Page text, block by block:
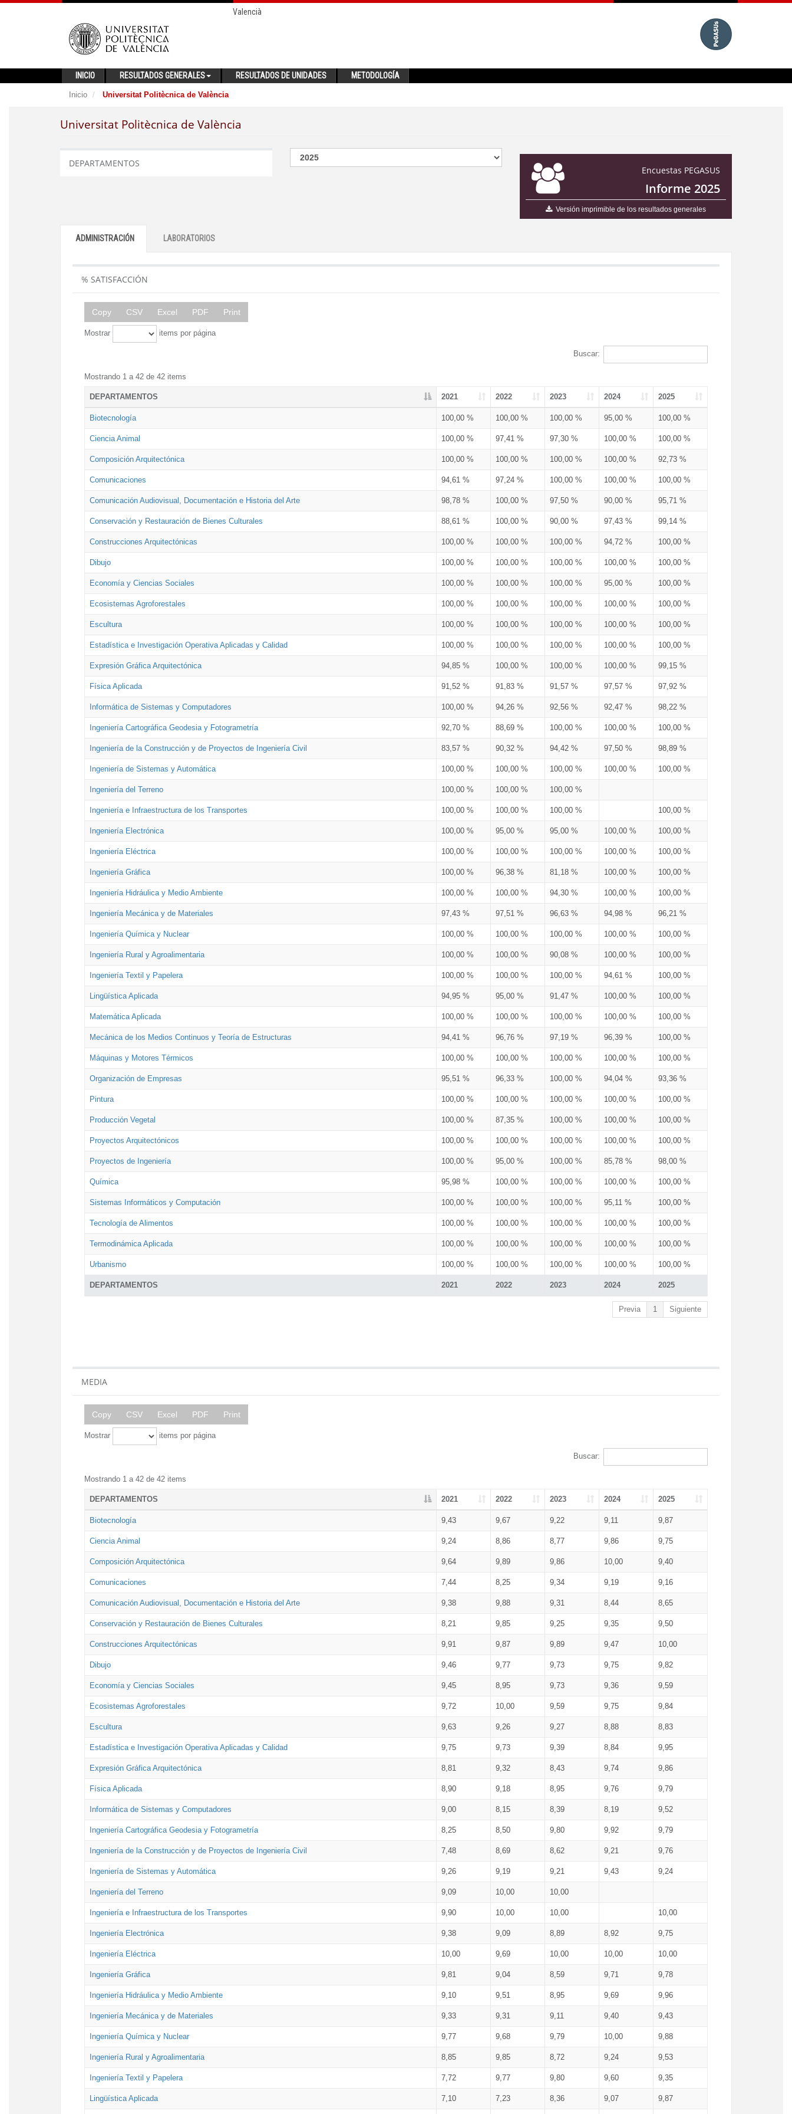
Valencià
INICIO RESULTADOS GENERALES RESULTADOS DE UNIDADES METODOLOGÍA
Inicio Universitat Politècnica de València
Universitat Politècnica de València
Encuestas PEGASUS
Informe 2025
Versión imprimible de los resultados generales
DEPARTAMENTOS
ADMINISTRACIÓN LABORATORIOS
% SATISFACCIÓN
Copy CSV Excel PDF Print
Mostrar items por página
Buscar:
Mostrando 1 a 42 de 42 items
DEPARTAMENTOS 2021 2022 2023 2024 2025
DEPARTAMENTOS 2021 2022 2023 2024 2025
Biotecnología 100,00 % 100,00 % 100,00 % 95,00 % 100,00 %
Ciencia Animal 100,00 % 97,41 % 97,30 % 100,00 % 100,00 %
Composición Arquitectónica 100,00 % 100,00 % 100,00 % 100,00 % 92,73 %
Comunicaciones 94,61 % 97,24 % 100,00 % 100,00 % 100,00 %
Comunicación Audiovisual, Documentación e Historia del Arte 98,78 % 100,00 % 97,50 % 90,00 % 95,71 %
Conservación y Restauración de Bienes Culturales 88,61 % 100,00 % 90,00 % 97,43 % 99,14 %
Construcciones Arquitectónicas 100,00 % 100,00 % 100,00 % 94,72 % 100,00 %
Dibujo 100,00 % 100,00 % 100,00 % 100,00 % 100,00 %
Economía y Ciencias Sociales 100,00 % 100,00 % 100,00 % 95,00 % 100,00 %
Ecosistemas Agroforestales 100,00 % 100,00 % 100,00 % 100,00 % 100,00 %
Escultura 100,00 % 100,00 % 100,00 % 100,00 % 100,00 %
Estadística e Investigación Operativa Aplicadas y Calidad 100,00 % 100,00 % 100,00 % 100,00 % 100,00 %
Expresión Gráfica Arquitectónica 94,85 % 100,00 % 100,00 % 100,00 % 99,15 %
Física Aplicada 91,52 % 91,83 % 91,57 % 97,57 % 97,92 %
Informática de Sistemas y Computadores 100,00 % 94,26 % 92,56 % 92,47 % 98,22 %
Ingeniería Cartográfica Geodesia y Fotogrametría 92,70 % 88,69 % 100,00 % 100,00 % 100,00 %
Ingeniería de la Construcción y de Proyectos de Ingeniería Civil 83,57 % 90,32 % 94,42 % 97,50 % 98,89 %
Ingeniería de Sistemas y Automática 100,00 % 100,00 % 100,00 % 100,00 % 100,00 %
Ingeniería del Terreno 100,00 % 100,00 % 100,00 %
Ingeniería e Infraestructura de los Transportes 100,00 % 100,00 % 100,00 % 100,00 %
Ingeniería Electrónica 100,00 % 95,00 % 95,00 % 100,00 % 100,00 %
Ingeniería Eléctrica 100,00 % 100,00 % 100,00 % 100,00 % 100,00 %
Ingeniería Gráfica 100,00 % 96,38 % 81,18 % 100,00 % 100,00 %
Ingeniería Hidráulica y Medio Ambiente 100,00 % 100,00 % 94,30 % 100,00 % 100,00 %
Ingeniería Mecánica y de Materiales 97,43 % 97,51 % 96,63 % 94,98 % 96,21 %
Ingeniería Química y Nuclear 100,00 % 100,00 % 100,00 % 100,00 % 100,00 %
Ingeniería Rural y Agroalimentaria 100,00 % 100,00 % 90,08 % 100,00 % 100,00 %
Ingeniería Textil y Papelera 100,00 % 100,00 % 100,00 % 94,61 % 100,00 %
Lingüística Aplicada 94,95 % 95,00 % 91,47 % 100,00 % 100,00 %
Matemática Aplicada 100,00 % 100,00 % 100,00 % 100,00 % 100,00 %
Mecánica de los Medios Continuos y Teoría de Estructuras 94,41 % 96,76 % 97,19 % 96,39 % 100,00 %
Máquinas y Motores Térmicos 100,00 % 100,00 % 100,00 % 100,00 % 100,00 %
Organización de Empresas 95,51 % 96,33 % 100,00 % 94,04 % 93,36 %
Pintura 100,00 % 100,00 % 100,00 % 100,00 % 100,00 %
Producción Vegetal 100,00 % 87,35 % 100,00 % 100,00 % 100,00 %
Proyectos Arquitectónicos 100,00 % 100,00 % 100,00 % 100,00 % 100,00 %
Proyectos de Ingeniería 100,00 % 95,00 % 100,00 % 85,78 % 98,00 %
Química 95,98 % 100,00 % 100,00 % 100,00 % 100,00 %
Sistemas Informáticos y Computación 100,00 % 100,00 % 100,00 % 95,11 % 100,00 %
Tecnología de Alimentos 100,00 % 100,00 % 100,00 % 100,00 % 100,00 %
Termodinámica Aplicada 100,00 % 100,00 % 100,00 % 100,00 % 100,00 %
Urbanismo 100,00 % 100,00 % 100,00 % 100,00 % 100,00 %
Previa 1 Siguiente
MEDIA
Copy CSV Excel PDF Print
Mostrar items por página
Buscar:
Mostrando 1 a 42 de 42 items
DEPARTAMENTOS 2021 2022 2023 2024 2025
Biotecnología 9,43 9,67 9,22 9,11 9,87
Ciencia Animal 9,24 8,86 8,77 9,86 9,75
Composición Arquitectónica 9,64 9,89 9,86 10,00 9,40
Comunicaciones 7,44 8,25 9,34 9,19 9,16
Comunicación Audiovisual, Documentación e Historia del Arte 9,38 9,88 9,31 8,44 8,65
Conservación y Restauración de Bienes Culturales 8,21 9,85 9,25 9,35 9,50
Construcciones Arquitectónicas 9,91 9,87 9,89 9,47 10,00
Dibujo 9,46 9,77 9,73 9,75 9,82
Economía y Ciencias Sociales 9,45 8,95 9,73 9,36 9,59
Ecosistemas Agroforestales 9,72 10,00 9,59 9,75 9,84
Escultura 9,63 9,26 9,27 8,88 8,83
Estadística e Investigación Operativa Aplicadas y Calidad 9,75 9,73 9,39 8,84 9,95
Expresión Gráfica Arquitectónica 8,81 9,32 8,43 9,74 9,86
Física Aplicada 8,90 9,18 8,95 9,76 9,79
Informática de Sistemas y Computadores 9,00 8,15 8,39 8,19 9,52
Ingeniería Cartográfica Geodesia y Fotogrametría 8,25 8,50 9,80 9,92 9,79
Ingeniería de la Construcción y de Proyectos de Ingeniería Civil 7,48 8,69 8,62 9,21 9,76
Ingeniería de Sistemas y Automática 9,26 9,19 9,21 9,43 9,24
Ingeniería del Terreno 9,09 10,00 10,00
Ingeniería e Infraestructura de los Transportes 9,90 10,00 10,00 10,00
Ingeniería Electrónica 9,38 9,09 8,89 8,92 9,75
Ingeniería Eléctrica 10,00 9,69 10,00 10,00 10,00
Ingeniería Gráfica 9,81 9,04 8,59 9,71 9,78
Ingeniería Hidráulica y Medio Ambiente 9,10 9,51 8,95 9,69 9,96
Ingeniería Mecánica y de Materiales 9,33 9,31 9,11 9,40 9,43
Ingeniería Química y Nuclear 9,77 9,68 9,79 10,00 9,88
Ingeniería Rural y Agroalimentaria 8,85 9,85 8,72 9,24 9,53
Ingeniería Textil y Papelera 7,72 9,77 9,80 9,60 9,35
Lingüística Aplicada 7,10 7,23 8,36 9,07 9,87